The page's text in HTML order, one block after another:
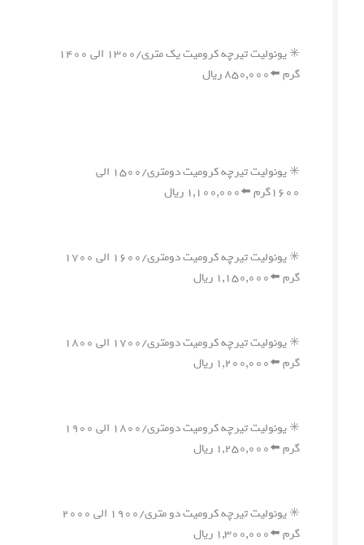
✳️ یونولیت تیرچه کرومیت یک متری/۱۳۰۰ الی ۱۴۰۰
گرم ⬅️۸۵۰,۰۰۰ ریال
✳️ یونولیت تیرچه کرومیت دومتری/۱۵۰۰ الی
۱۶۰۰گرم ⬅️۱,۱۰۰,۰۰۰ ریال
✳️ یونولیت تیرچه کرومیت دومتری/۱۶۰۰ الی ۱۷۰۰
گرم ⬅️۱,۱۵۰,۰۰۰ ریال
✳️ یونولیت تیرچه کرومیت دومتری/۱۷۰۰ الی ۱۸۰۰
گرم ⬅️۱,۲۰۰,۰۰۰ ریال
✳️ یونولیت تیرچه کرومیت دومتری/۱۸۰۰ الی ۱۹۰۰
گرم ⬅️۱,۲۵۰,۰۰۰ ریال
✳️ یونولیت تیرچه کرومیت دو متری/۱۹۰۰ الی ۲۰۰۰
گرم ⬅️۱,۳۰۰,۰۰۰ ریال